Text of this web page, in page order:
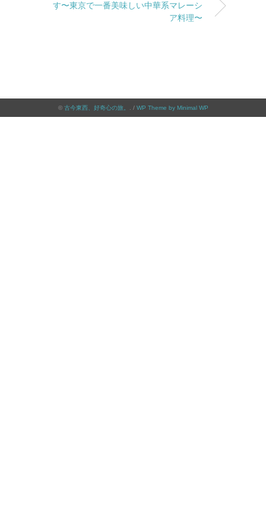
す〜東京で一番美味しい中華系マレーシ
ア料理〜
© 古今東西、好奇心の旅。 . / WP Theme by Minimal WP